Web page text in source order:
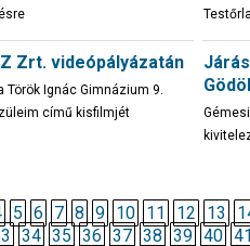
Zrt. videópályázatán
Török Ignác Gimnázium 9.
című kisfilmjét
5 6 7 8 9 10 11 12 13
34 35 36 37 38 39 40